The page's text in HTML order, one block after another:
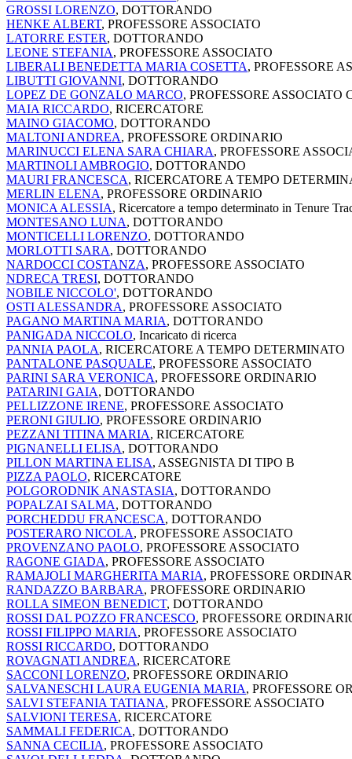
GROSSI LORENZO, DOTTORANDO
HENKE ALBERT, PROFESSORE ASSOCIATO
LATORRE ESTER, DOTTORANDO
LEONE STEFANIA, PROFESSORE ASSOCIATO
LIBERALI BENEDETTA MARIA COSETTA, PROFESSORE
LIBUTTI GIOVANNI, DOTTORANDO
LOPEZ DE GONZALO MARCO, PROFESSORE ASSOCIATO
MAIA RICCARDO, RICERCATORE
MAINO GIACOMO, DOTTORANDO
MALTONI ANDREA, PROFESSORE ORDINARIO
MARINUCCI ELENA SARA CHIARA, PROFESSORE
MARTINOLI AMBROGIO, DOTTORANDO
MAURI FRANCESCA, RICERCATORE A TEMPO
MERLIN ELENA, PROFESSORE ORDINARIO
MONICA ALESSIA, Ricercatore a tempo determinato in Tenure
MONTESANO LUNA, DOTTORANDO
MONTICELLI LORENZO, DOTTORANDO
MORLOTTI SARA, DOTTORANDO
NARDOCCI COSTANZA, PROFESSORE ASSOCIATO
NDRECA TRESI, DOTTORANDO
NOBILE NICCOLO', DOTTORANDO
OSTI ALESSANDRA, PROFESSORE ASSOCIATO
PAGANO MARTINA MARIA, DOTTORANDO
PANIGADA NICCOLO, Incaricato di ricerca
PANNIA PAOLA, RICERCATORE A TEMPO DETERMINATO
PANTALONE PASQUALE, PROFESSORE ASSOCIATO
PARINI SARA VERONICA, PROFESSORE ORDINARIO
PATARINI GAIA, DOTTORANDO
PELLIZZONE IRENE, PROFESSORE ASSOCIATO
PERONI GIULIO, PROFESSORE ORDINARIO
PEZZANI TITINA MARIA, RICERCATORE
PIGNANELLI ELISA, DOTTORANDO
PILLON MARTINA ELISA, ASSEGNISTA DI TIPO B
PIZZA PAOLO, RICERCATORE
POLGORODNIK ANASTASIA, DOTTORANDO
POPALZAI SALMA, DOTTORANDO
PORCHEDDU FRANCESCA, DOTTORANDO
POSTERARO NICOLA, PROFESSORE ASSOCIATO
PROVENZANO PAOLO, PROFESSORE ASSOCIATO
RAGONE GIADA, PROFESSORE ASSOCIATO
RAMAJOLI MARGHERITA MARIA, PROFESSORE
RANDAZZO BARBARA, PROFESSORE ORDINARIO
ROLLA SIMEON BENEDICT, DOTTORANDO
ROSSI DAL POZZO FRANCESCO, PROFESSORE
ROSSI FILIPPO MARIA, PROFESSORE ASSOCIATO
ROSSI RICCARDO, DOTTORANDO
ROVAGNATI ANDREA, RICERCATORE
SACCONI LORENZO, PROFESSORE ORDINARIO
SALVANESCHI LAURA EUGENIA MARIA, PROFESSORE
SALVI STEFANIA TATIANA, PROFESSORE ASSOCIATO
SALVIONI TERESA, RICERCATORE
SAMMALI FEDERICA, DOTTORANDO
SANNA CECILIA, PROFESSORE ASSOCIATO